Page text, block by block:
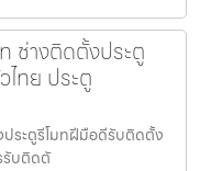
ช่างติดตั้งประตู
ทย ประตู
ประตูรีโมทฝีมือดีรับติดตั้ง
รับติดตั